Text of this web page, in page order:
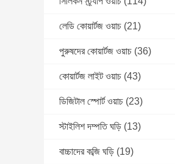
লেডি কোয়ার্টজ ওয়াচ (21)
পুরুষদের কোয়ার্টজ ওয়াচ (36)
কোয়ার্টজ লাইট ওয়াচ (43)
ডিজিটাল স্পোর্ট ওয়াচ (23)
স্টাইলিশ দম্পতি ঘড়ি (13)
বাচ্চাদের কব্জি ঘড়ি (19)